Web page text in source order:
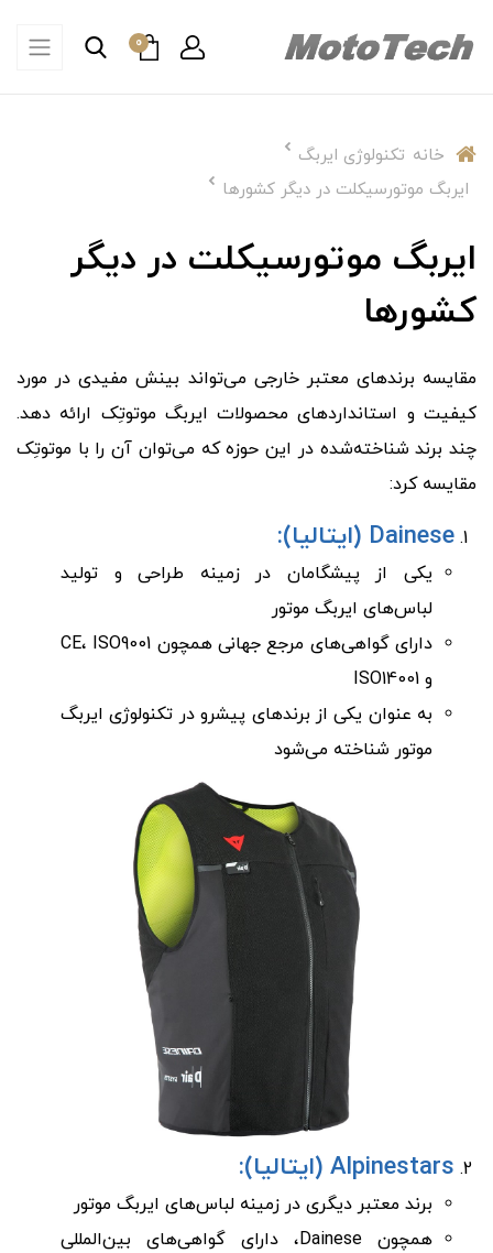
0
خانه تکنولوژی ایربگ
ایربگ موتورسیکلت در دیگر کشورها
ایربگ موتورسیکلت در دیگر
کشورها
مقایسه برندهای معتبر خارجی می‌تواند بینش مفیدی در مورد
کیفیت و استانداردهای محصولات ایربگ موتوتِک ارائه دهد.
چند برند شناخته‌شده در این حوزه که می‌توان آن را با موتوتِک
مقایسه کرد:
Dainese (ایتالیا):
یکی از پیشگامان در زمینه طراحی و تولید
لباس‌های ایربگ موتور
دارای گواهی‌های مرجع جهانی همچون CE، ISO9001
و ISO14001
به عنوان یکی از برندهای پیشرو در تکنولوژی ایربگ
موتور شناخته می‌شود
Alpinestars (ایتالیا):
برند معتبر دیگری در زمینه لباس‌های ایربگ موتور
همچون Dainese، دارای گواهی‌های بین‌المللی